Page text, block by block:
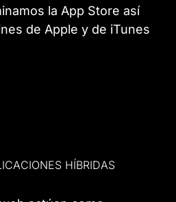
la App Store así
de Apple y de iTunes
HÍBRIDAS